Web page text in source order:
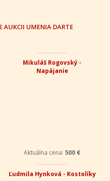
AUKCII UMENIA DARTE
Mikuláš Rogovský -
Napájanie
Aktuálna cena: 500 €
Ľudmila Hynková - Kostolíky